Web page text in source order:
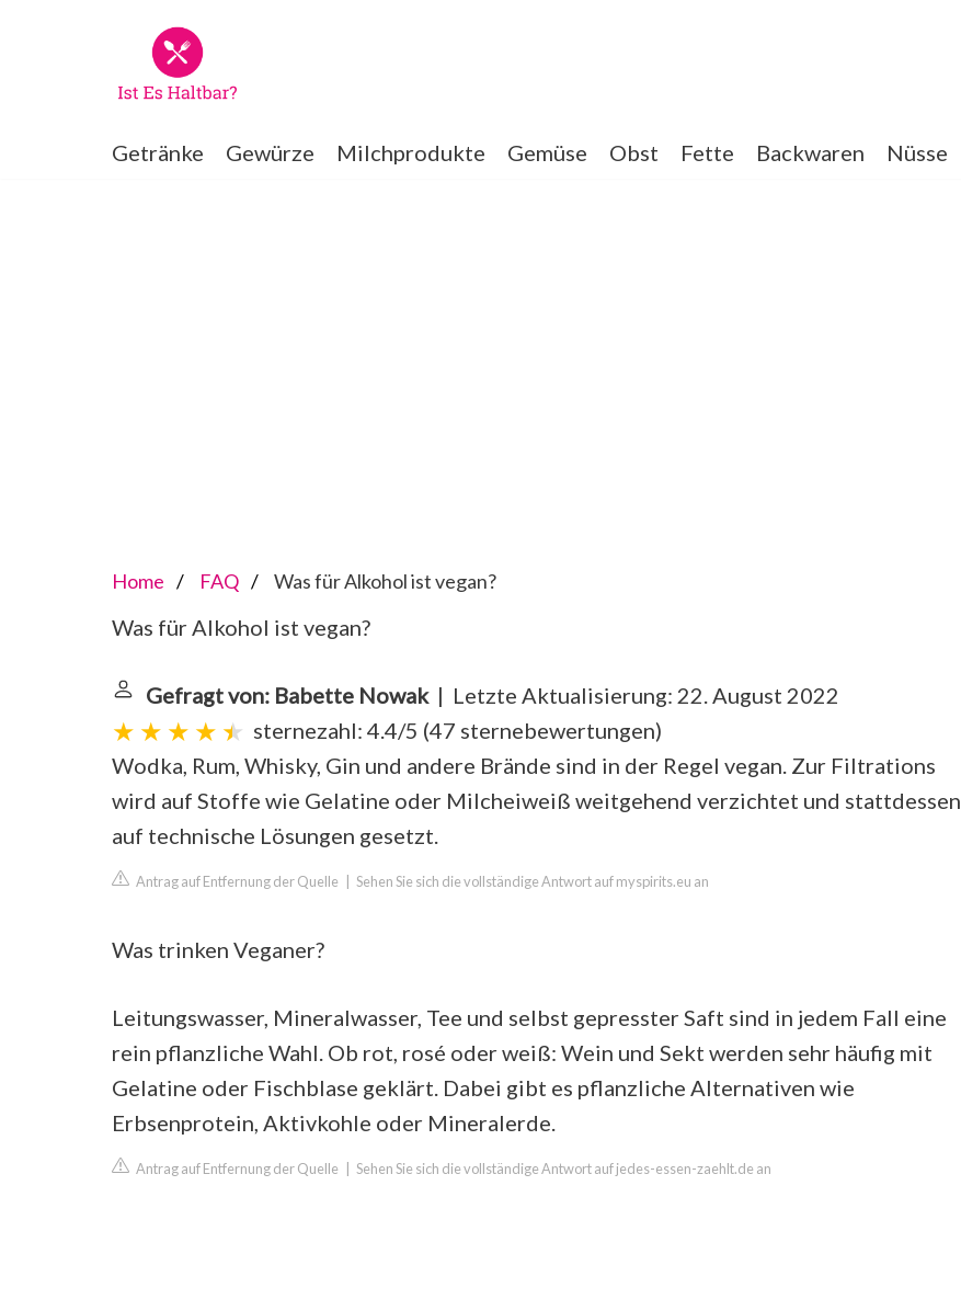
Getränke Gewürze Milchprodukte Gemüse Obst Fette Backwaren Nüsse
Home FAQ Was für Alkohol ist vegan?
Was für Alkohol ist vegan?
Gefragt von: Babette Nowak| Letzte Aktualisierung: 22. August 2022
sternezahl: 4.4/5 (47 sternebewertungen)
Wodka, Rum, Whisky, Gin und andere Brände sind in der Regel vegan. Zur Filtrations
wird auf Stoffe wie Gelatine oder Milcheiweiß weitgehend verzichtet und stattdessen
auf technische Lösungen gesetzt.
Antrag auf Entfernung der Quelle Sehen Sie sich die vollständige Antwort auf myspirits.eu an
Was trinken Veganer?
Leitungswasser, Mineralwasser, Tee und selbst gepresster Saft sind in jedem Fall eine
rein pflanzliche Wahl. Ob rot, rosé oder weiß: Wein und Sekt werden sehr häufig mit
Gelatine oder Fischblase geklärt. Dabei gibt es pflanzliche Alternativen wie
Erbsenprotein, Aktivkohle oder Mineralerde.
Antrag auf Entfernung der Quelle Sehen Sie sich die vollständige Antwort auf jedes-essen-zaehlt.de an